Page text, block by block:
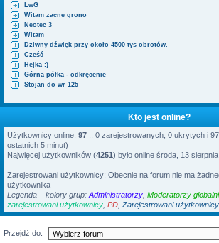
LwG
Witam zacne grono
Neotec 3
Witam
Dziwny dźwięk przy około 4500 tys obrotów.
Cześć
Hejka :)
Górna półka - odkręcenie
Stojan do wr 125
Kto jest online?
Użytkownicy online: 97 :: 0 zarejestrowanych, 0 ukrytych i
ostatnich 5 minut)
Najwięcej użytkowników (4251 ) było online środa, 13
Zarejestrowani użytkownicy: Obecnie na forum nie ma
użytkownika
Legenda – kolory grup: Administratorzy Moderatorzy globalni
zarejestrowani użytkownicy PD Zarejestrowani użytkownicy
Przejdź do: